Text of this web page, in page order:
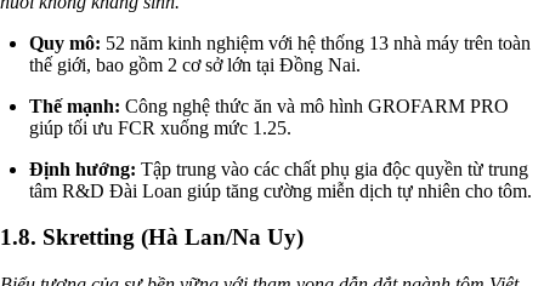
Quy mô: 52 năm kinh nghiệm với hệ thống 13 nhà máy trên toàn
thế giới, bao gồm 2 cơ sở lớn tại Đồng Nai.
Thế mạnh: Công nghệ thức ăn và mô hình GROFARM PRO
giúp tối ưu FCR xuống mức 1.25.
Định hướng: Tập trung vào các chất phụ gia độc quyền từ trung
tâm R&D Đài Loan giúp tăng cường miễn dịch tự nhiên cho tôm.
1.8. Skretting (Hà Lan/Na Uy)